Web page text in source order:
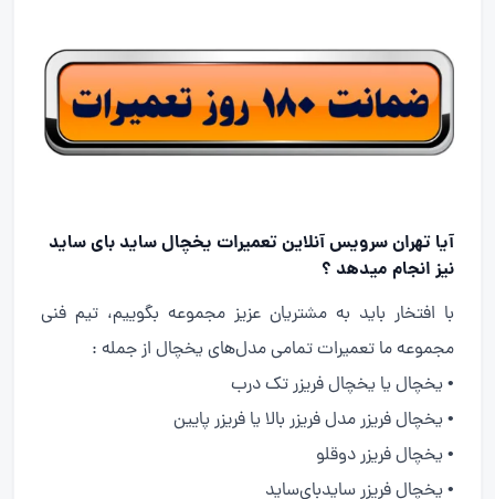
آیا تهران سرویس آنلاین تعمیرات یخچال ساید بای ساید
نیز انجام میدهد ؟
با افتخار باید به مشتریان عزیز مجموعه بگوییم، تیم فنی
مجموعه ما تعمیرات تمامی مدل‌های یخچال از جمله :
• یخچال یا یخچال فریزر تک درب
• یخچال فریزر مدل فریزر بالا یا فریزر پایین
• یخچال فریزر دوقلو
• یخچال فریزر سایدبای‌ساید